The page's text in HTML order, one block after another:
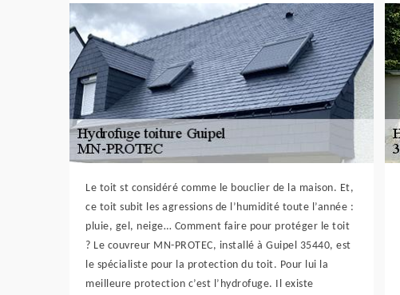
Le toit st considéré comme le bouclier de la maison. Et,
ce toit subit les agressions de l’humidité toute l’année :
pluie, gel, neige… Comment faire pour protéger le toit
? Le couvreur MN-PROTEC, installé à Guipel 35440, est
le spécialiste pour la protection du toit. Pour lui la
meilleure protection c’est l’hydrofuge. Il existe